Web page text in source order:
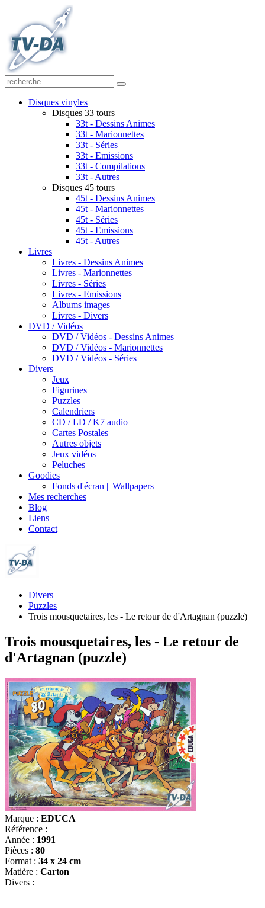
Disques vinyles
Disques 33 tours
33t - Dessins Animes
33t - Marionnettes
33t - Séries
33t - Emissions
33t - Compilations
33t - Autres
Disques 45 tours
45t - Dessins Animes
45t - Marionnettes
45t - Séries
45t - Emissions
45t - Autres
Livres
Livres - Dessins Animes
Livres - Marionnettes
Livres - Séries
Livres - Emissions
Albums images
Livres - Divers
DVD / Vidéos
DVD / Vidéos - Dessins Animes
DVD / Vidéos - Marionnettes
DVD / Vidéos - Séries
Divers
Jeux
Figurines
Puzzles
Calendriers
CD / LD / K7 audio
Cartes Postales
Autres objets
Jeux vidéos
Peluches
Goodies
Fonds d'écran || Wallpapers
Mes recherches
Blog
Liens
Contact
Divers
Puzzles
Trois mousquetaires, les - Le retour de d'Artagnan (puzzle)
Trois mousquetaires, les - Le retour de
d'Artagnan (puzzle)
Marque : EDUCA
Référence :
Année : 1991
Pièces : 80
Format : 34 x 24 cm
Matière : Carton
Divers :